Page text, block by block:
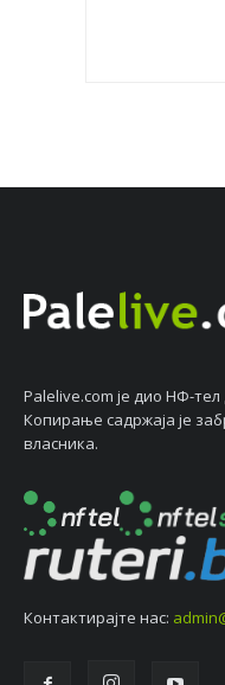
Palelive.com јe дио НФ-
Копирањe садржаја јe
власника.
Контактирајтe нас: